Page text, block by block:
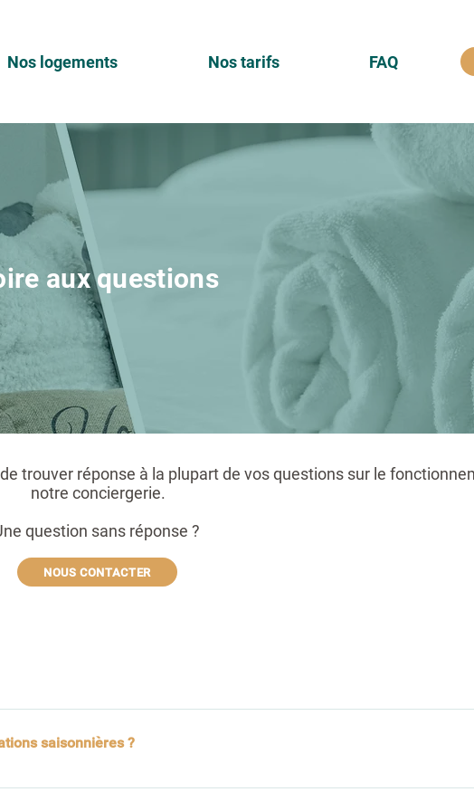
Nos logements Nos tarifs FAQ
trouver réponse à la plupart de vos questions sur le
notre conciergerie.
question sans réponse ?
NOUS CONTACTER
Nous prenons soin de votre location saisonnière et de sa réputation.
saisonnières ?
Conciergerie vous accompagne de la naissance de votre projet de
aux questions